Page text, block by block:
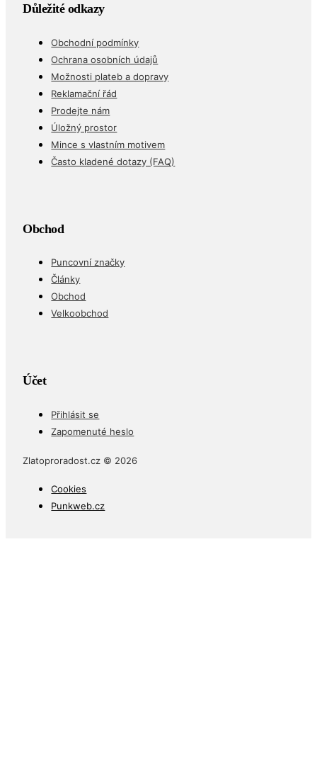
Důležité odkazy
Obchodní podmínky
Ochrana osobních údajů
Možnosti plateb a dopravy
Reklamační řád
Prodejte nám
Úložný prostor
Mince s vlastním motivem
Často kladené dotazy (FAQ)
Obchod
Puncovní značky
Články
Obchod
Velkoobchod
Účet
Přihlásit se
Zapomenuté heslo
Zlatoproradost.cz © 2026
Cookies
Punkweb.cz